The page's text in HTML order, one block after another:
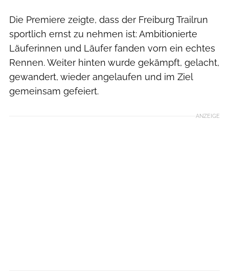
Die Premiere zeigte, dass der Freiburg Trailrun
sportlich ernst zu nehmen ist: Ambitionierte
Läuferinnen und Läufer fanden vorn ein echtes
Rennen. Weiter hinten wurde gekämpft, gelacht,
gewandert, wieder angelaufen und im Ziel
gemeinsam gefeiert.
ANZEIGE